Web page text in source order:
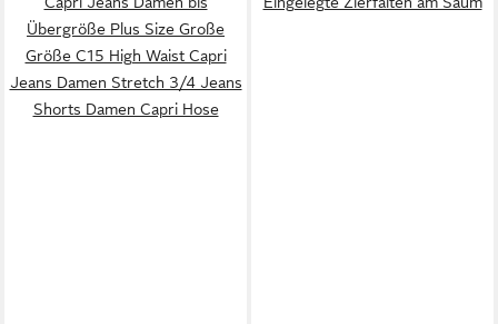
Übergröße Plus Size Große
Größe C15 High Waist Capri
Jeans Damen Stretch 3/4 Jeans
Shorts Damen Capri Hose